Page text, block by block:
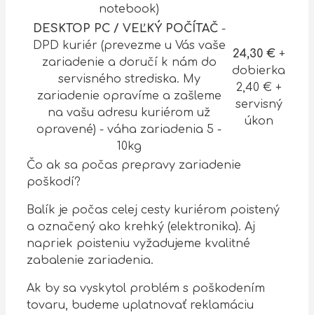
notebook)
DESKTOP PC / VEĽKÝ POČÍTAČ-
DPD kuriér (prevezme u Vás vaše
zariadenie a doručí k nám do
servisného strediska. My
zariadenie opravíme a zašleme
na vašu adresu kuriérom už
opravené) - váha zariadenia 5 -
10kg
24,30 €+
dobierka
2,40 € +
servisný
úkon
Čo ak sa počas prepravy zariadenie
poškodí?
Balík je počas celej cesty kuriérom poistený
a označený ako krehký (elektronika). Aj
napriek poisteniu vyžadujeme kvalitné
zabalenie zariadenia.
Ak by sa vyskytol problém s poškodením
tovaru, budeme uplatnovať reklamáciu